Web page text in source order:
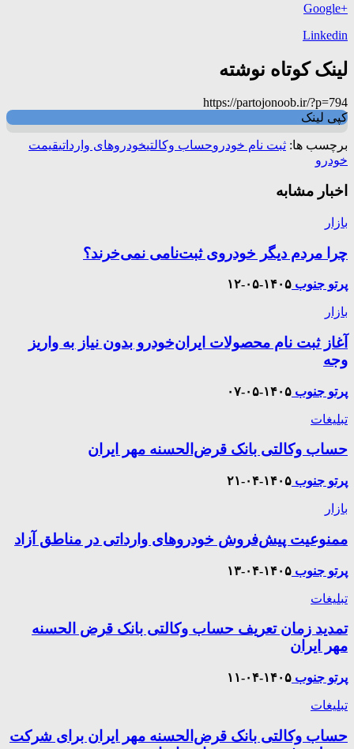
+Google
Linkedin
لینک کوتاه نوشته
https://partojonoob.ir/?p=794
کپی لینک
برچسب ها: ثبت نام خودروحساب وکالتیخودروهای وارداتیقیمت
خودرو
اخبار مشابه
بازار
چرا مردم دیگر خودروی ثبت‌نامی نمی‌خرند؟
پرتو جنوب ۱۴۰۵-۰۵-۱۲
بازار
آغاز ثبت نام محصولات ایران‌خودرو بدون نیاز به واریز
وجه
پرتو جنوب ۱۴۰۵-۰۵-۰۷
تبلیغات
حساب وکالتی بانک قرض‌الحسنه مهر ایران
پرتو جنوب ۱۴۰۵-۰۴-۲۱
بازار
ممنوعیت پیش‌فروش خودروهای وارداتی در مناطق آزاد
پرتو جنوب ۱۴۰۵-۰۴-۱۳
تبلیغات
تمدید زمان تعریف حساب وکالتی بانک قرض الحسنه
مهر ایران
پرتو جنوب ۱۴۰۵-۰۴-۱۱
تبلیغات
حساب وکالتی بانک قرض‌الحسنه مهر ایران برای شرکت